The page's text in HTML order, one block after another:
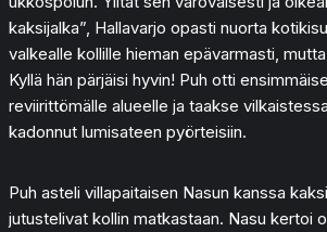
kaksijalka”, Hallavarjo opasti nuorta
valkealle kollille hieman epävarmasti,
Kyllä hän pärjäisi hyvin! Puh otti
reviirittömälle alueelle ja taakse
kadonnut lumisateen pyörteisiin.
Puh asteli villapaitaisen Nasun kanssa
jutustelivat kollin matkastaan. Nasu kertoi